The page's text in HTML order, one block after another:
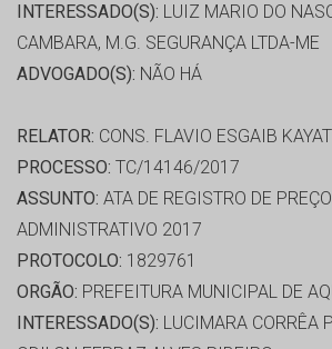
INTERESSADO(S): LUIZ MARIO DO
CAMBARA, M.G. SEGURANÇA LTDA-ME
ADVOGADO(S): NÃO HÁ
RELATOR: CONS. FLAVIO ESGAIB
PROCESSO: TC/14146/2017
ASSUNTO: ATA DE REGISTRO DE
ADMINISTRATIVO 2017
PROTOCOLO: 1829761
ORGÃO: PREFEITURA MUNICIPAL DE
INTERESSADO(S): LUCIMARA CORRÊA